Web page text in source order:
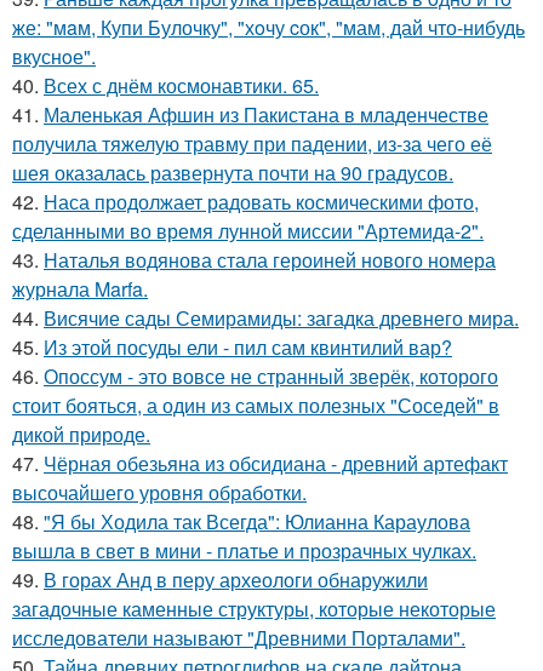
же: "мaм, Купи Булочку", "хoчу cок", "мам, дай что-нибудь
вкуснoе".
40. Всех с днём космонавтики. 65.
41. Маленькая Афшин из Пакистана в младенчестве
получила тяжелую травму при падении, из-за чего её
шея оказалась развернута почти на 90 градусов.
42. Наса продолжает радовать космическими фото,
сделанными во время лунной миссии "Артемида-2".
43. Наталья водянова стала героиней нового номера
журнала Marfa.
44. Висячие сады Семирамиды: загадка древнего мира.
45. Из этой посуды ели - пил сам квинтилий вар?
46. Опоссум - это вовсе не странный зверёк, которого
стоит бояться, а один из самых полезных "Соседей" в
дикой природе.
47. Чёрная обезьяна из обсидиана - древний артефакт
высочайшего уровня обработки.
48. "Я бы Ходила так Всегда": Юлианна Караулова
вышла в свет в мини - платье и прозрачных чулках.
49. В горах Анд в перу археологи обнаружили
загадочные каменные структуры, которые некоторые
исследователи называют "Древними Порталами".